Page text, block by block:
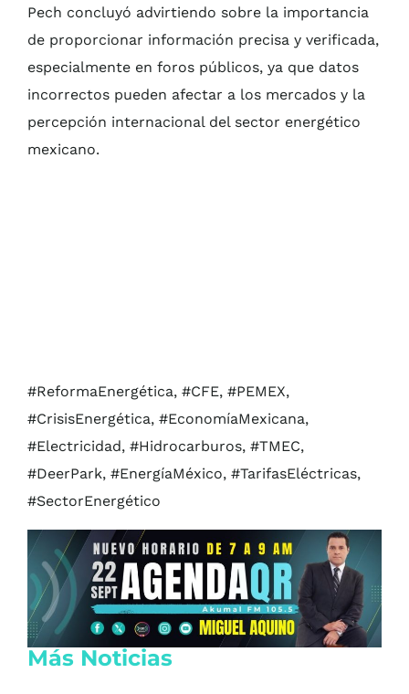
Pech concluyó advirtiendo sobre la importancia
de proporcionar información precisa y verificada,
especialmente en foros públicos, ya que datos
incorrectos pueden afectar a los mercados y la
percepción internacional del sector energético
mexicano.
#ReformaEnergética, #CFE, #PEMEX,
#CrisisEnergética, #EconomíaMexicana,
#Electricidad, #Hidrocarburos, #TMEC,
#DeerPark, #EnergíaMéxico, #TarifasEléctricas,
#SectorEnergético
Más Noticias